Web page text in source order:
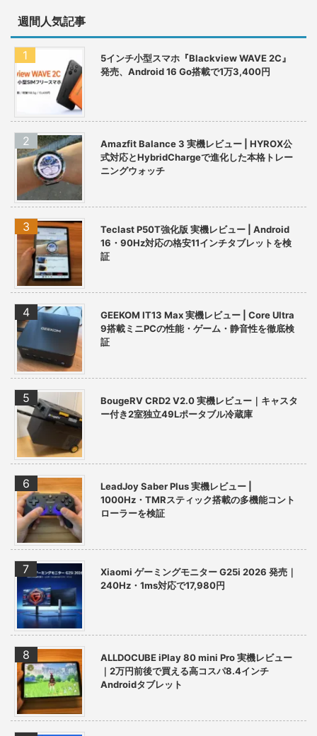
週間人気記事
5インチ小型スマホ『Blackview WAVE 2C』
発売、Android 16 Go搭載で1万3,400円
Amazfit Balance 3 実機レビュー | HYROX公
式対応とHybridChargeで進化した本格トレー
ニングウォッチ
Teclast P50T強化版 実機レビュー | Android
16・90Hz対応の格安11インチタブレットを検
証
GEEKOM IT13 Max 実機レビュー | Core Ultra
9搭載ミニPCの性能・ゲーム・静音性を徹底検
証
BougeRV CRD2 V2.0 実機レビュー｜キャスタ
ー付き2室独立49Lポータブル冷蔵庫
LeadJoy Saber Plus 実機レビュー |
1000Hz・TMRスティック搭載の多機能コント
ローラーを検証
Xiaomi ゲーミングモニター G25i 2026 発売｜
240Hz・1ms対応で17,980円
ALLDOCUBE iPlay 80 mini Pro 実機レビュー
｜2万円前後で買える高コスパ8.4インチ
Androidタブレット